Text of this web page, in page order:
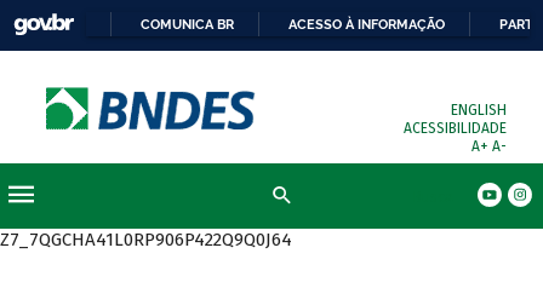
COMUNICA BR ACESSO À INFORMAÇÃO
ENGLISH
ACESSIBILIDADE
A+ A-
Z7_7QGCHA41L0RP906P422Q9Q0J64